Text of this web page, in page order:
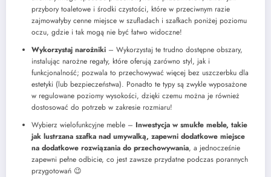
przybory toaletowe i środki czystości, które w przeciwnym razie
zajmowałyby cenne miejsce w szufladach i szafkach poniżej poziomu
oczu, gdzie i tak mogą nie być łatwo widoczne!
Wykorzystaj narożniki – Wykorzystaj te trudno dostępne obszary,
instalując narożne regały, które oferują zarówno styl, jak i
funkcjonalność; pozwala to przechowywać więcej bez uszczerbku dla
estetyki (lub bezpieczeństwa). Ponadto te typy są zwykle wyposażone
w regulowane poziomy wysokości, dzięki czemu można je również
dostosować do potrzeb w zakresie rozmiaru!
Wybierz wielofunkcyjne meble – Inwestycja w smukłe meble, takie
jak lustrzana szafka nad umywalką, zapewni dodatkowe miejsce
na dodatkowe rozwiązania do przechowywania, a jednocześnie
zapewni pełne odbicie, co jest zawsze przydatne podczas porannych
przygotowań 😉